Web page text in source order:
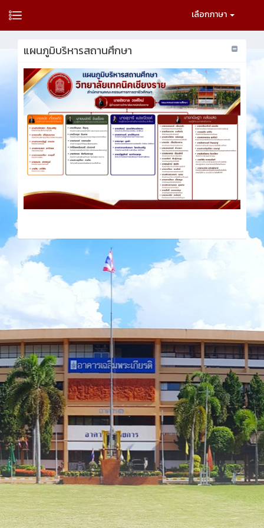
เลือกภาษา
แผนภูมิบริหารสถานศึกษา